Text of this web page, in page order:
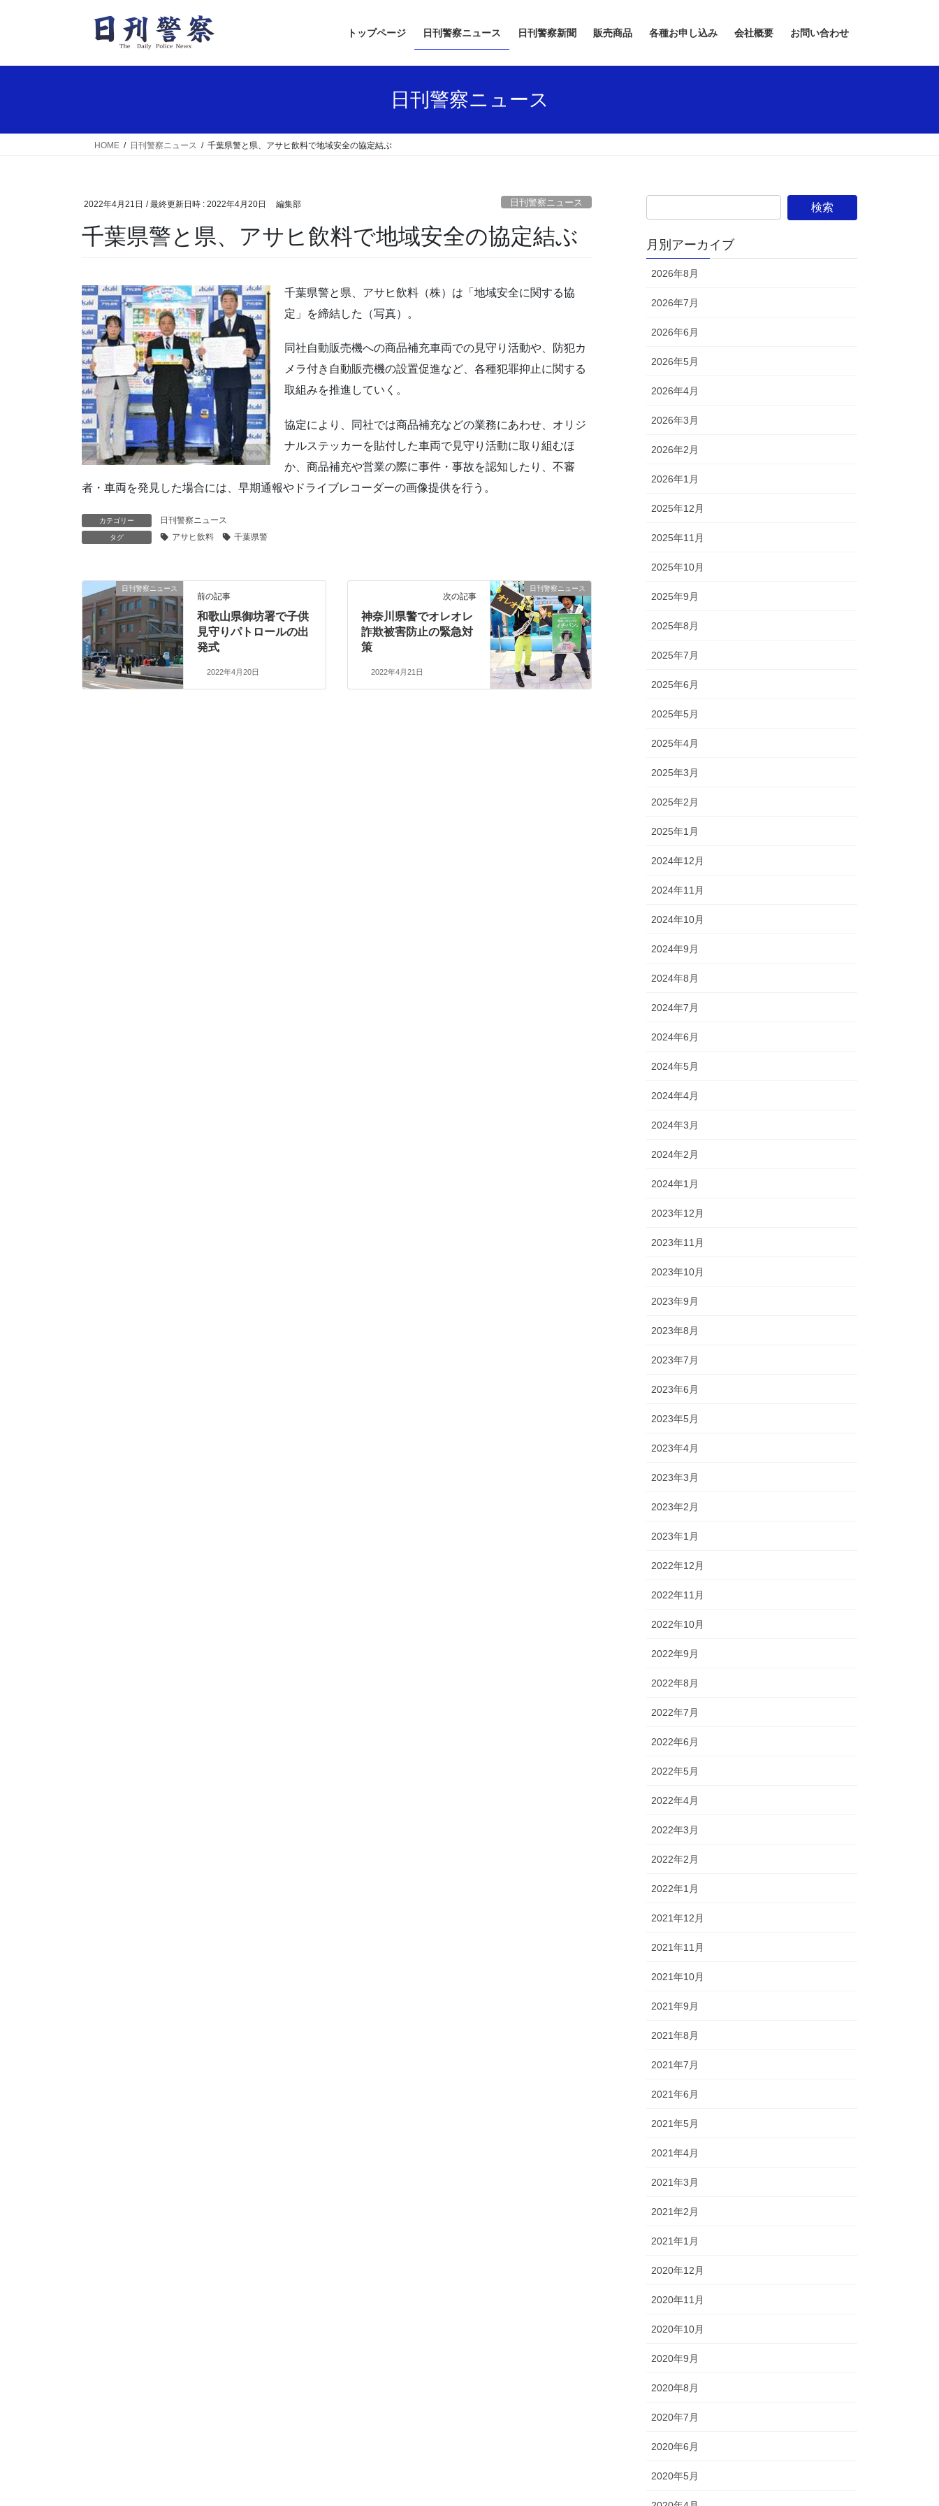
トップページ 日刊警察ニュース 日刊警察新聞 販売商品 各種お申し込み 会社概要 お問い合わせ
日刊警察ニュース
HOME 日刊警察ニュース 千葉県警と県、アサヒ飲料で地域安全の協定結ぶ
2022年4月21日 / 最終更新日時 : 2022年4月20日 編集部 日刊警察ニュース
千葉県警と県、アサヒ飲料で地域安全の協定結ぶ
千葉県警と県、アサヒ飲料（株）は「地域安全に関する協
定」を締結した（写真）。
同社自動販売機への商品補充車両での見守り活動や、防犯カ
メラ付き自動販売機の設置促進など、各種犯罪抑止に関する
取組みを推進していく。
協定により、同社では商品補充などの業務にあわせ、オリジ
ナルステッカーを貼付した車両で見守り活動に取り組むほ
か、商品補充や営業の際に事件・事故を認知したり、不審
者・車両を発見した場合には、早期通報やドライブレコーダーの画像提供を行う。
カテゴリー 日刊警察ニュース
タグ アサヒ飲料 千葉県警
日刊警察ニュース
前の記事
和歌山県御坊署で子供
見守りパトロールの出
発式
2022年4月20日
日刊警察ニュース
次の記事
神奈川県警でオレオレ
詐欺被害防止の緊急対
策
2022年4月21日
月別アーカイブ
2026年8月
2026年7月
2026年6月
2026年5月
2026年4月
2026年3月
2026年2月
2026年1月
2025年12月
2025年11月
2025年10月
2025年9月
2025年8月
2025年7月
2025年6月
2025年5月
2025年4月
2025年3月
2025年2月
2025年1月
2024年12月
2024年11月
2024年10月
2024年9月
2024年8月
2024年7月
2024年6月
2024年5月
2024年4月
2024年3月
2024年2月
2024年1月
2023年12月
2023年11月
2023年10月
2023年9月
2023年8月
2023年7月
2023年6月
2023年5月
2023年4月
2023年3月
2023年2月
2023年1月
2022年12月
2022年11月
2022年10月
2022年9月
2022年8月
2022年7月
2022年6月
2022年5月
2022年4月
2022年3月
2022年2月
2022年1月
2021年12月
2021年11月
2021年10月
2021年9月
2021年8月
2021年7月
2021年6月
2021年5月
2021年4月
2021年3月
2021年2月
2021年1月
2020年12月
2020年11月
2020年10月
2020年9月
2020年8月
2020年7月
2020年6月
2020年5月